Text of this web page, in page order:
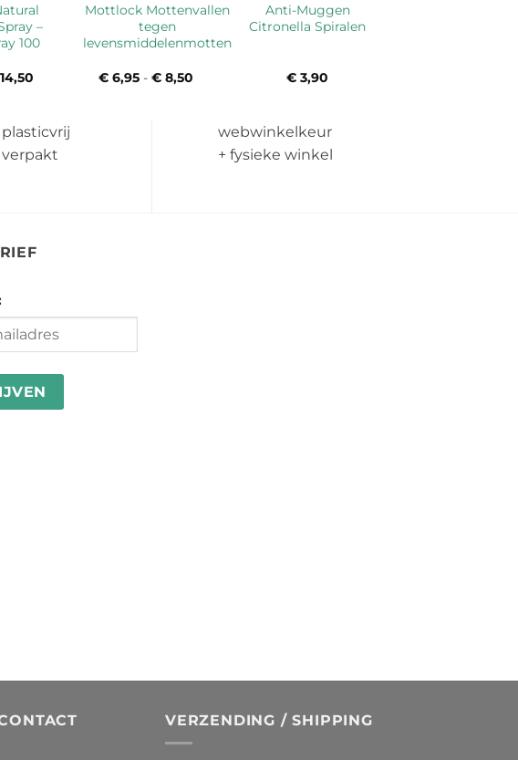
–
100
Mottlock Mottenvallen
tegen
levensmiddelenmotten
€6,95 - €8,50
Anti-Muggen
Citronella Spiralen
€ 3,90
plasticvrij
verpakt
webwinkelkeur
+ fysieke winkel
VERZENDING / SHIPPING